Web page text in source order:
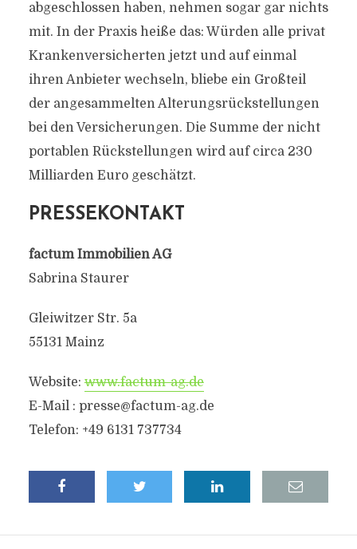
abgeschlossen haben, nehmen sogar gar nichts
mit. In der Praxis heiße das: Würden alle privat
Krankenversicherten jetzt und auf einmal
ihren Anbieter wechseln, bliebe ein Großteil
der angesammelten Alterungsrückstellungen
bei den Versicherungen. Die Summe der nicht
portablen Rückstellungen wird auf circa 230
Milliarden Euro geschätzt.
PRESSEKONTAKT
factum Immobilien AG
Sabrina Staurer
Gleiwitzer Str. 5a
55131 Mainz
Website:www.factum-ag.de
E-Mail : presse@factum-ag.de
Telefon: +49 6131 737734